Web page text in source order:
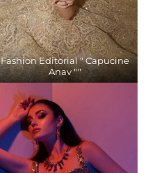
Fashion Editorial " Capucine
Anav ""